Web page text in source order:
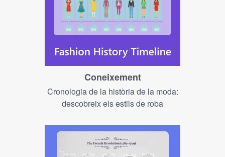
Coneixement
Cronologia de la història de la moda:
descobreix els estils de roba